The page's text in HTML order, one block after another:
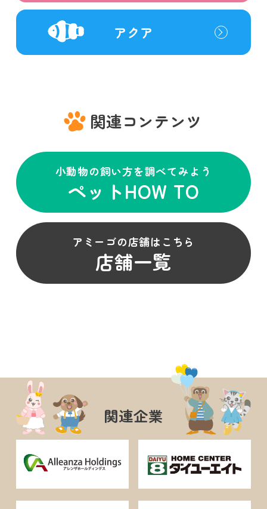
アクア
関連コンテンツ
小動物の飼い方を調べてみよう
ペットHOW TO
アミーゴの店舗はこちら
店舗一覧
関連企業